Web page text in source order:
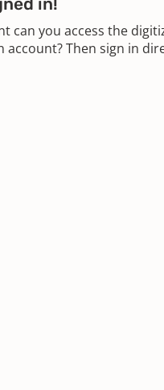
can you access the
account? Then sign in